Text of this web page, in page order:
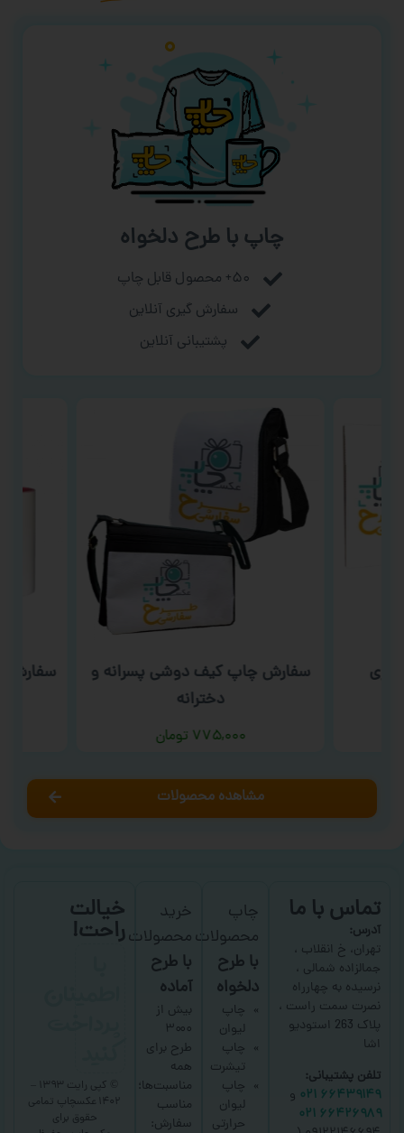
چاپ با طرح دلخواه
۵۰+ محصول قابل چاپ
سفارش گیری آنلاین
پشتیبانی آنلاین
سفارش چاپ کیف دوشی پسرانه و
دخترانه
۷۷۵,۰۰۰ تومان
سفارش
مشاهده محصولات
تماس با ما
آدرس:
تهران، خ انقلاب ،
جمالزاده شمالی ،
نرسیده به چهارراه
نصرت سمت راست ،
پلاک 263 استودیو
اشا
تلفن پشتیبانی:
۶۶۴۳۹۱۴۹ ۰۲۱
و
۶۶۴۲۶۹۸۹ ۰۲۱
چاپ
محصولات
با طرح
دلخواه
چاپ
لیوان
چاپ
تیشرت
چاپ
لیوان
حرارتی
خرید
محصولات
با طرح
آماده
بیش از
۳۰۰۰
طرح برای
همه
مناسبت‌ها؛
مناسب
سفارش:
خیالت
راحت!
۱۴۰۲ عکسچاپ
تمامی
حقوق برای